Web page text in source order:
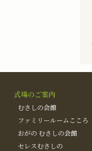
式場のご案内
むさしの会館
ファミリールームこころ
おがの むさしの会館
セレスむさしの